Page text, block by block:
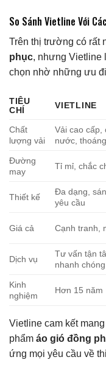
So Sánh Vietline Với
Trên thị trường có rất
phục, nhưng Vietline
chọn nhờ những ưu
TIÊU
CHÍ
VIETLINE
Chất
lượng vải
Vải cao cấp,
nước,
Đường
may
Tỉ mỉ, chắc
Thiết kế
Đa dạng,
yêu cầu
Giá cả Cạnh tranh,
Dịch vụ
Tư vấn tận
nhanh chóng
Kinh
nghiệm
Hơn 15 năm
Vietline cam kết
phẩm áo gió đồng
ứng mọi yêu cầu về